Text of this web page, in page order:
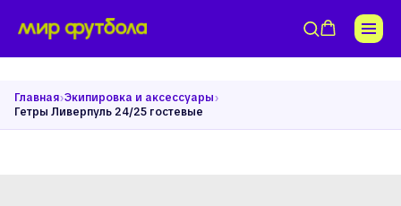
Главная›Экипировка и аксессуары›
Гетры Ливерпуль 24/25 гостевые